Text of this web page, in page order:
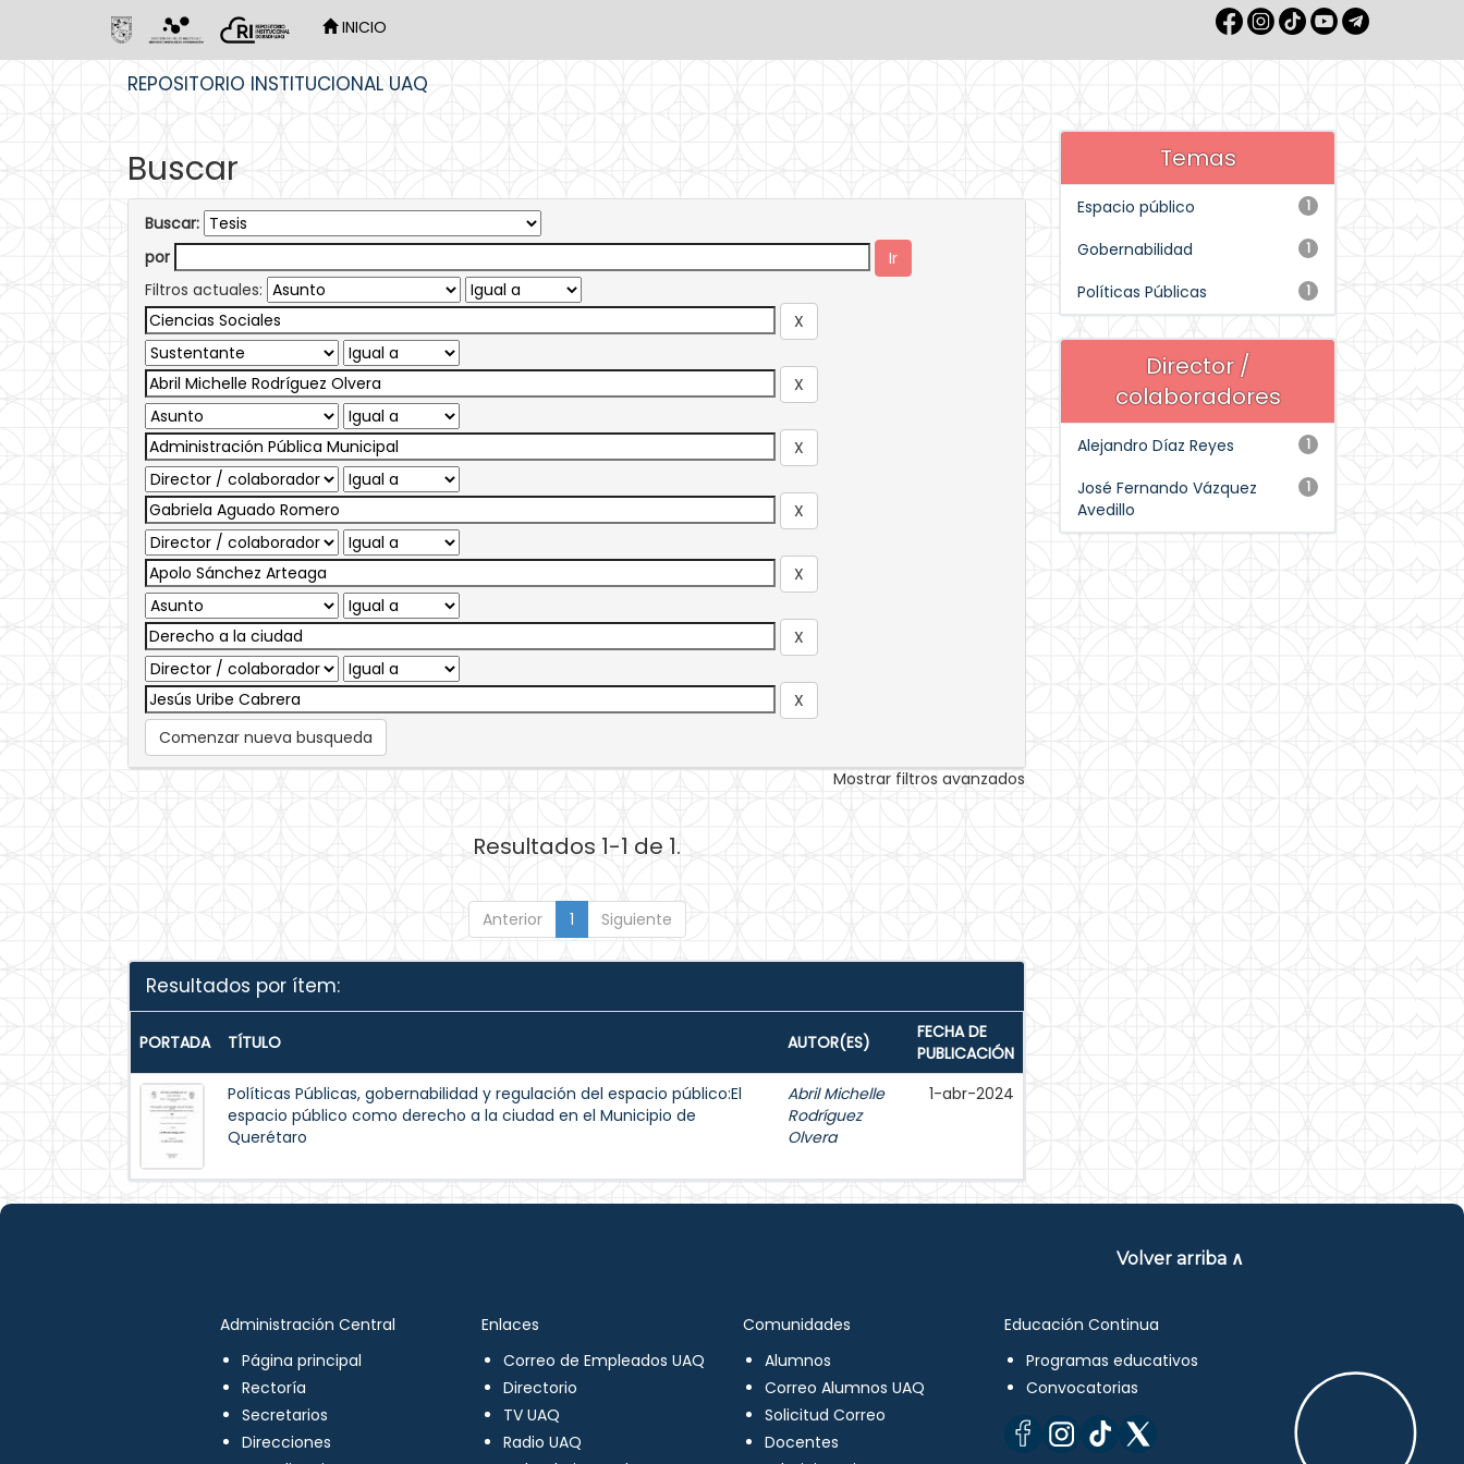
INICIO
REPOSITORIO INSTITUCIONAL UAQ
Buscar
Buscar:
por
Filtros actuales:
Comenzar nueva busqueda
Mostrar filtros avanzados
Resultados 1-1 de 1.
Anterior 1 Siguiente
Resultados por ítem:
PORTADA TÍTULO AUTOR(ES)
FECHA DE
PUBLICACIÓN
Políticas Públicas, gobernabilidad y regulación del espacio público:El
espacio público como derecho a la ciudad en el Municipio de
Querétaro
Abril Michelle
Rodríguez
Olvera
1-abr-2024
Temas
1
Espacio público
1
Gobernabilidad
1
Políticas Públicas
Director /
colaboradores
1
Alejandro Díaz Reyes
1
José Fernando Vázquez
Avedillo
Volver arriba ∧
Administración Central
Página principal
Rectoría
Secretarios
Direcciones
Enlaces
Correo de Empleados UAQ
Directorio
TV UAQ
Radio UAQ
Comunidades
Alumnos
Correo Alumnos UAQ
Solicitud Correo
Docentes
Educación Continua
Programas educativos
Convocatorias